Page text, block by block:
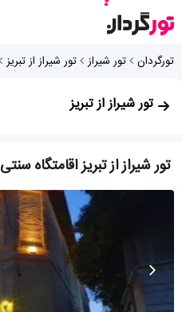
تورگردان تور شیراز تور شیراز از تبریز
تور شیراز از تبریز
تور شیراز از تبریز اقامتگاه